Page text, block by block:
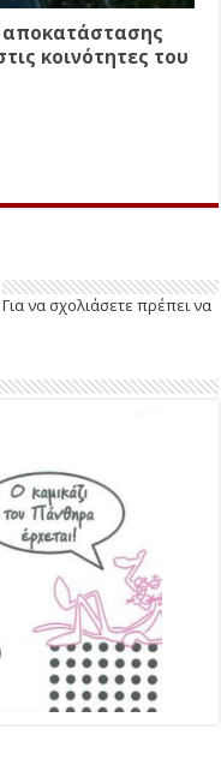
αποκατάστασης
κοινότητες του
Για να σχολιάσετε πρέπει να